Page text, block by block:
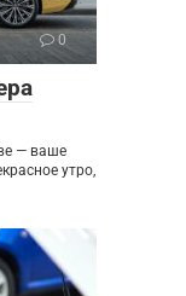
0
— ваше
утро,